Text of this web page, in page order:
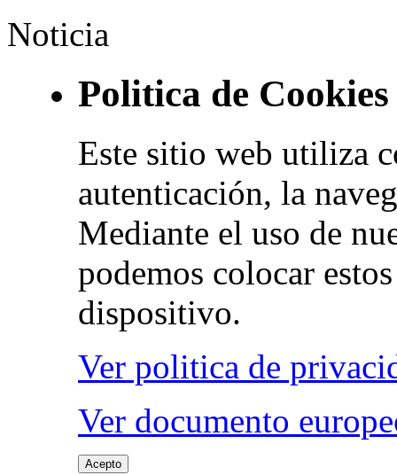
Noticia
Politica de Cookies
Este sitio web utiliza
autenticación, la
Mediante el uso de
podemos colocar
dispositivo.
Ver politica de
Ver documento
Acepto